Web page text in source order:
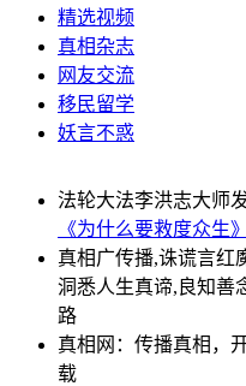
精选视频
真相杂志
网友交流
移民留学
妖言不惑
法轮大法李洪志大师发
《为什么要救度众生》
真相广传播,诛谎言红
洞悉人生真谛,良知善
路
真相网：传播真相，
载